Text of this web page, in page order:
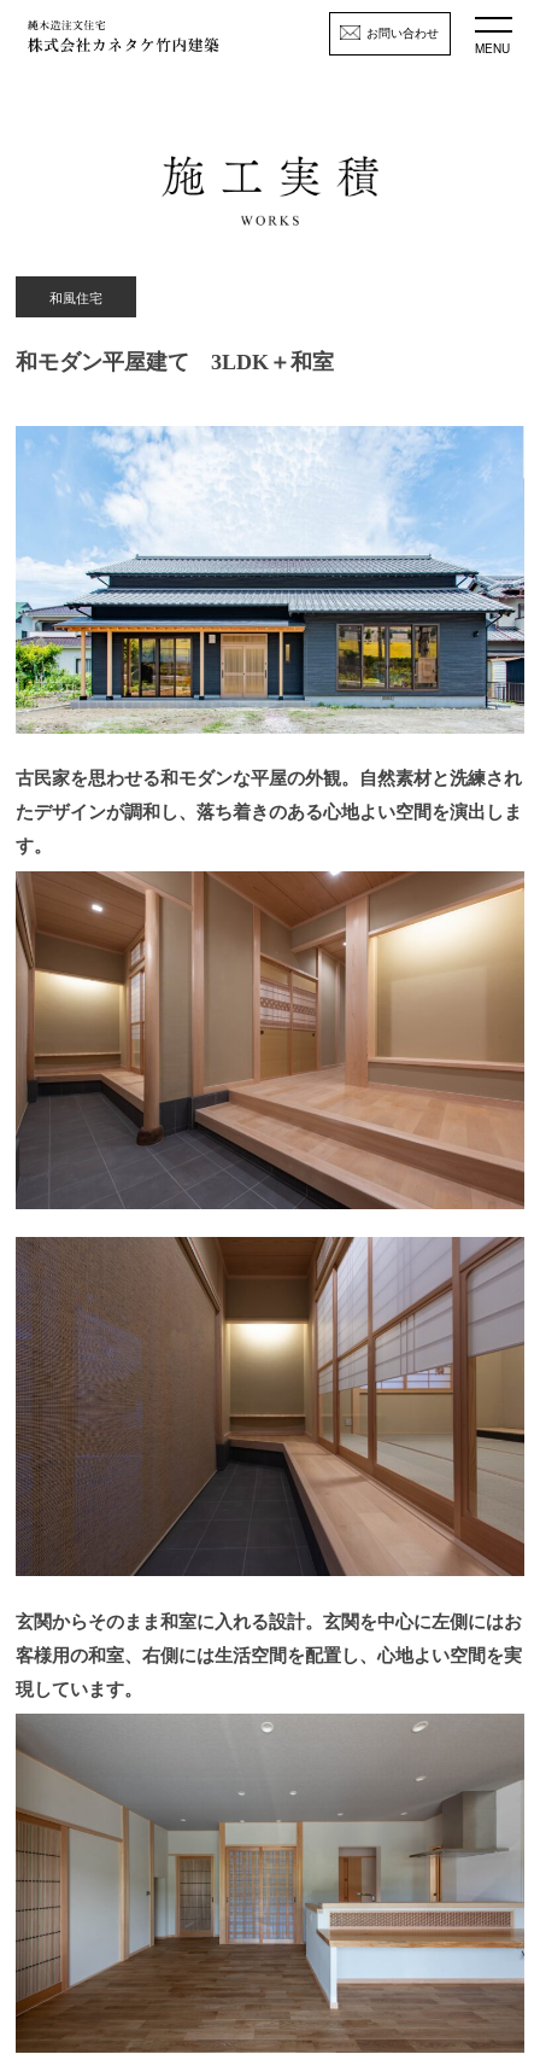
お問い合わせ
MENU
和風住宅
和モダン平屋建て 3LDK＋和室
古民家を思わせる和モダンな平屋の外観。自然素材と洗練され
たデザインが調和し、落ち着きのある心地よい空間を演出しま
す。
玄関からそのまま和室に入れる設計。玄関を中心に左側にはお
客様用の和室、右側には生活空間を配置し、心地よい空間を実
現しています。